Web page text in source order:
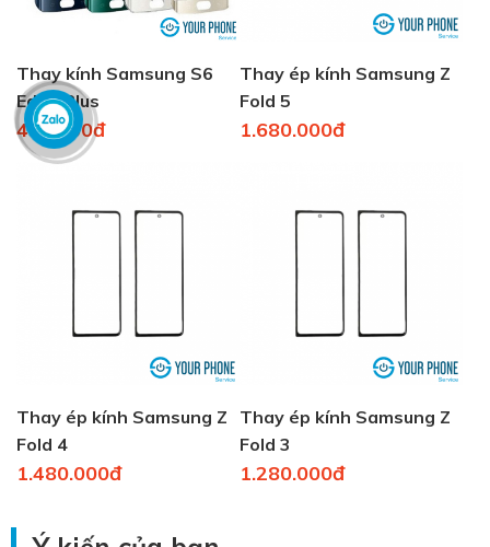
Thay kính Samsung S6
Edge Plus
490.000đ
Thay ép kính Samsung Z
Fold 5
1.680.000đ
Thay ép kính Samsung Z
Fold 4
1.480.000đ
Thay ép kính Samsung Z
Fold 3
1.280.000đ